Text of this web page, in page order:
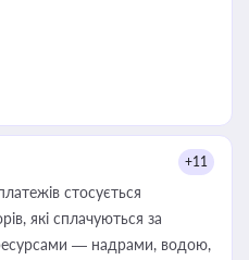
+11
стосується
які сплачуються за
— надрами, водою,